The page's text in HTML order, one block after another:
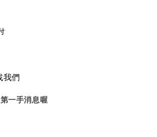
我們
一手消息喔